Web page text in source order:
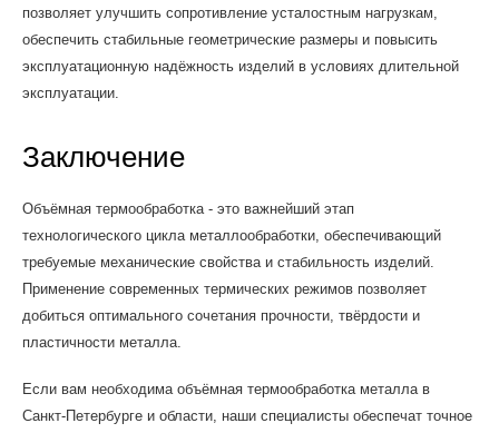
позволяет улучшить сопротивление усталостным нагрузкам,
обеспечить стабильные геометрические размеры и повысить
эксплуатационную надёжность изделий в условиях длительной
эксплуатации.
Заключение
Объёмная термообработка - это важнейший этап
технологического цикла металлообработки, обеспечивающий
требуемые механические свойства и стабильность изделий.
Применение современных термических режимов позволяет
добиться оптимального сочетания прочности, твёрдости и
пластичности металла.
Если вам необходима объёмная термообработка металла в
Санкт-Петербурге и области, наши специалисты обеспечат точное